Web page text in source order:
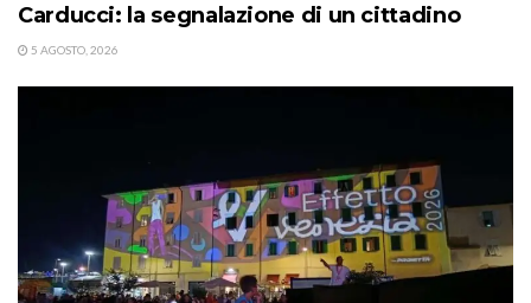
Carducci: la segnalazione di un cittadino
5 AGOSTO, 2026